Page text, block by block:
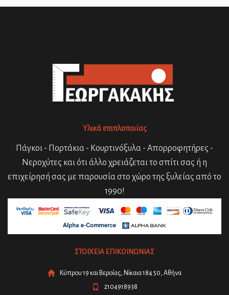
Υλικά επιπλοποιϊας
Πάγκοι - Πορτάκια - Κουρτινόξυλα - Απορροφητήρες -
Νεροχύτες και ότι άλλο χρειάζεται το σπίτι σας ή η
επιχείρησή σας με παρουσία στο χώρο της ξυλείας από το
1990!
ΣΤΟΙΧΕΙΑ ΕΠΙΚΟΙΝΩΝΙΑΣ
Κύπρου 19 και Βεροίας, Νίκαια 184 50, Αθήνα
2104918938